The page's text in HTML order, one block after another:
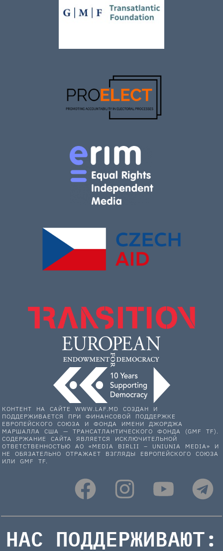
КОНТЕНТ НА САЙТЕ WWW.LAF.MD СОЗДАН И
ПОДДЕРЖИВАЕТСЯ ПРИ ФИНАНСОВОЙ ПОДДЕРЖКЕ
ЕВРОПЕЙСКОГО СОЮЗА И ФОНДА ИМЕНИ ДЖОРДЖА
МАРШАЛЛА США — ТРАНСАТЛАНТИЧЕСКОГО ФОНДА (GMF TF).
СОДЕРЖАНИЕ САЙТА ЯВЛЯЕТСЯ ИСКЛЮЧИТЕЛЬНОЙ
ОТВЕТСТВЕННОСТЬЮ АО «MEDIA BIRLII – UNIUNIA MEDIA» И
НЕ ОБЯЗАТЕЛЬНО ОТРАЖАЕТ ВЗГЛЯДЫ ЕВРОПЕЙСКОГО СОЮЗА
ИЛИ GMF TF.
НАС ПОДДЕРЖИВАЮТ: